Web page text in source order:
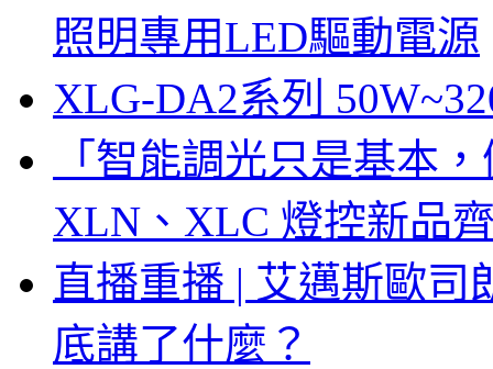
照明專用LED驅動電源
XLG-DA2系列
「智能調光只是基本
XLN、XLC 燈控新品
直播重播 | 艾邁斯歐司
底講了什麼？